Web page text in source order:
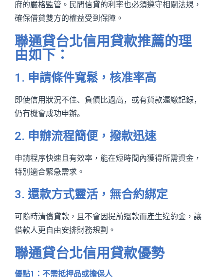
府的嚴格監管。民間信貸的利率也必須遵守相關法規，
確保借貸雙方的權益受到保障。
聯通貸台北信用貸款推薦的理
由如下：
1. 申請條件寬鬆，核准率高
即使信用狀況不佳、負債比過高，或有貸款遲繳記錄，
仍有機會成功申辦。
2. 申辦流程簡便，撥款迅速
申請程序快速且有效率，能在短時間內獲得所需資金，
特別適合緊急需求。
3. 還款方式靈活，無合約綁定
可隨時清償貸款，且不會因提前還款而產生違約金，讓
借款人更自由安排財務規劃。
聯通貸台北信用貸款優勢
優點1：不需抵押品或擔保人